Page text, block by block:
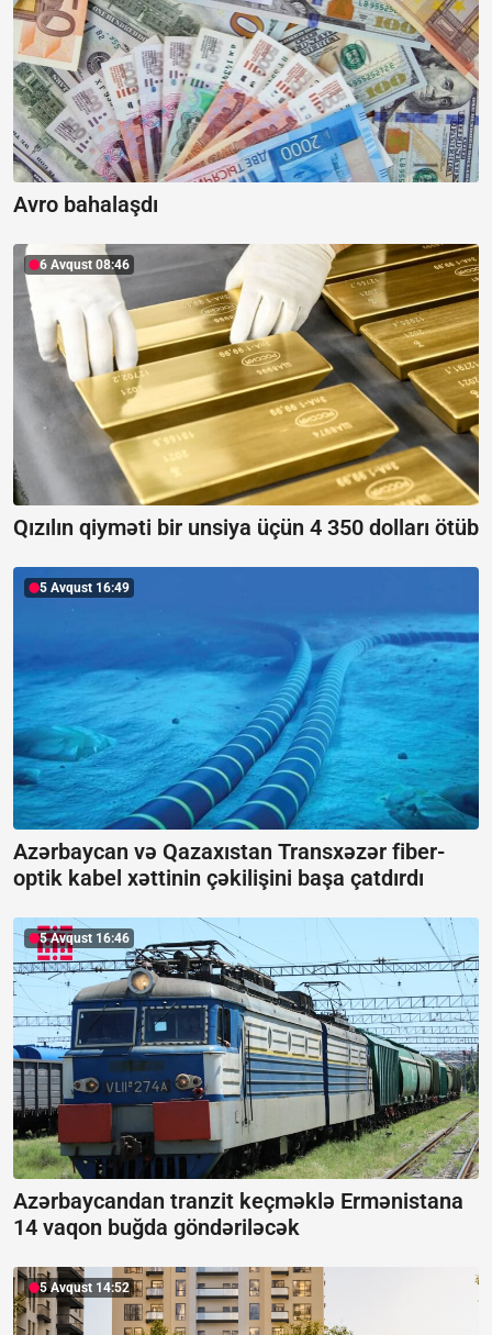
Avro bahalaşdı
6 Avqust 08:46
Qızılın qiyməti bir unsiya üçün 4 350 dolları ötüb
5 Avqust 16:49
Azərbaycan və Qazaxıstan Transxəzər fiber-
optik kabel xəttinin çəkilişini başa çatdırdı
5 Avqust 16:46
Azərbaycandan tranzit keçməklə Ermənistana
14 vaqon buğda göndəriləcək
5 Avqust 14:52